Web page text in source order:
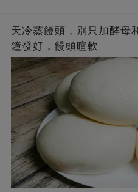
天冷蒸饅頭，別只加酵母
鐘發好，饅頭暄軟